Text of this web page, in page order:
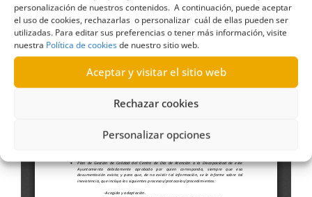
personalización de nuestros contenidos. A continuación, puede aceptar
el uso de cookies, rechazarlas o personalizar cuál de ellas pueden ser
utilizadas. Para editar sus preferencias o tener más información, visite
nuestra Política de cookiesde nuestro sitio web.
Aceptar y visitar el sitio web
Rechazar cookies
Personalizar opciones